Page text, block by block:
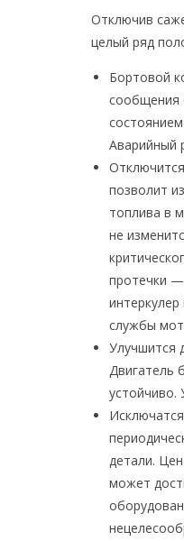
Отключив
целый ряд
Бортовой
сообщения
Аварийный
позволит
топлива в
не
протечки
службы
Улучшится
Двигатель
устойчиво.
детали.
может